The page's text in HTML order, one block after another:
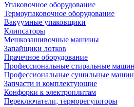
Упаковочное оборудование
Термоупаковочное оборудование
Вакуумные упаковщики
Клипсаторы
Мешкозашивочные машины
Запайщики лотков
Прачечное оборудование
Профессиональные стиральные
Профессиональные сушильные
Запчасти и комплектующие
Конфорки к электроплитам
Переключатели, терморегуляторы